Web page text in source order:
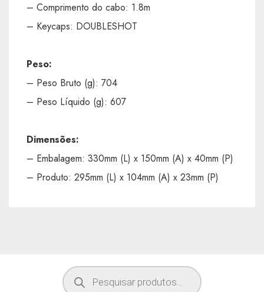
– Comprimento do cabo: 1.8m
– Keycaps: DOUBLESHOT
Peso:
– Peso Bruto (g): 704
– Peso Líquido (g): 607
Dimensões:
– Embalagem: 330mm (L) x 150mm (A) x 40mm (P)
– Produto: 295mm (L) x 104mm (A) x 23mm (P)